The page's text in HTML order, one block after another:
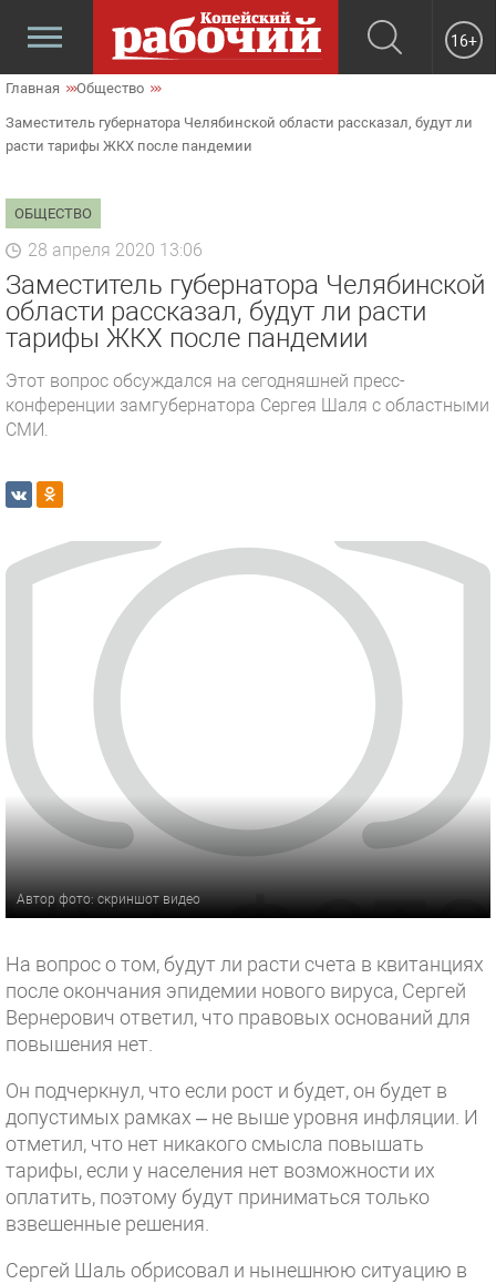
16+
Главная Общество
Заместитель губернатора Челябинской области рассказал, будут ли
расти тарифы ЖКХ после пандемии
ОБЩЕСТВО
28 апреля 2020 13:06
Заместитель губернатора Челябинской
области рассказал, будут ли расти
тарифы ЖКХ после пандемии
Этот вопрос обсуждался на сегодняшней пресс-
конференции замгубернатора Сергея Шаля с областными
СМИ.
Автор фото: скриншот видео
На вопрос о том, будут ли расти счета в квитанциях
после окончания эпидемии нового вируса, Сергей
Вернерович ответил, что правовых оснований для
повышения нет.
Он подчеркнул, что если рост и будет, он будет в
допустимых рамках – не выше уровня инфляции. И
отметил, что нет никакого смысла повышать
тарифы, если у населения нет возможности их
оплатить, поэтому будут приниматься только
взвешенные решения.
Сергей Шаль обрисовал и нынешнюю ситуацию в